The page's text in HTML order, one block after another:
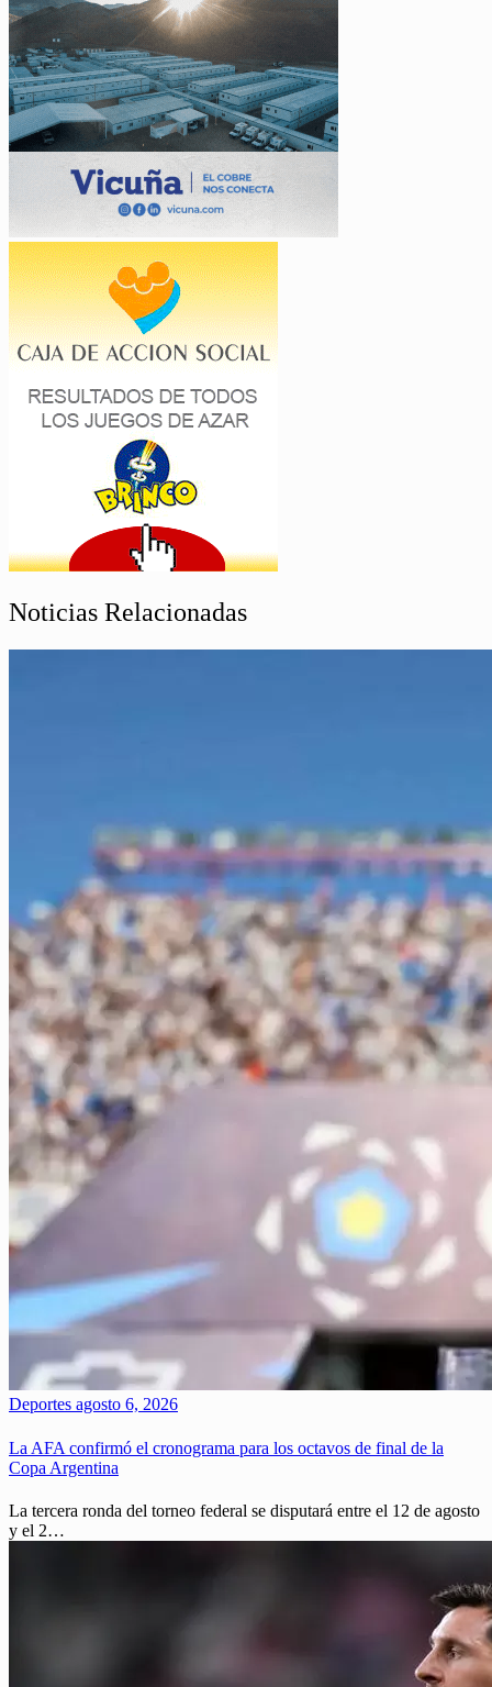
Noticias Relacionadas
Deportes agosto 6, 2026
La AFA confirmó el cronograma para los octavos de final de la
Copa Argentina
La tercera ronda del torneo federal se disputará entre el 12 de agosto
y el 2…